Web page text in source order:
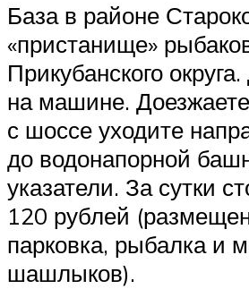
База в районе
«пристанище»
Прикубанского
на машине.
с шоссе уходите
до водонапорной
указатели. За сутки
120 рублей
парковка, рыбалка и
шашлыков).